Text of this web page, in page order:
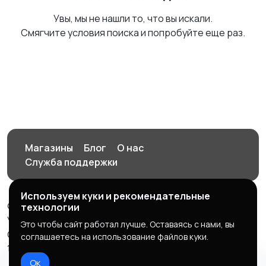
Увы, мы не нашли то, что вы искали.
Смягчите условия поиска и попробуйте еще раз.
Магазины Блог
О нас
Служба поддержки
© 2026 Орен-АЙ - Авто | Недвижимость | Работа |
Услуги
Создал Карусов Е.С ООО "ЦПК" ИНН 5609203278 ОГРН
1235600008841
Используем куки и рекомендательные
технологии
Это чтобы сайт работал лучше. Оставаясь с нами, вы
соглашаетесь на использование файлов куки.
Ок